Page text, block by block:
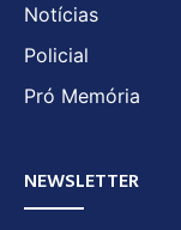
Notícias
Policial
Pró Memória
NEWSLETTER